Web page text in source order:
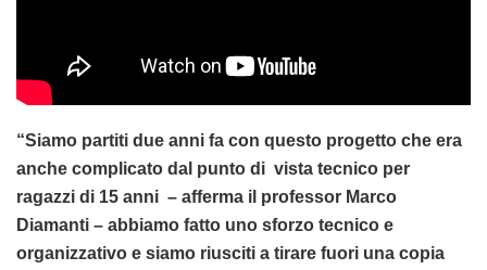
“Siamo partiti due anni fa con questo progetto che era
anche complicato dal punto di vista tecnico per
ragazzi di 15 anni – afferma il professor Marco
Diamanti – abbiamo fatto uno sforzo tecnico e
organizzativo e siamo riusciti a tirare fuori una copia